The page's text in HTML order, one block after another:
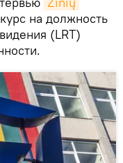
на должность
(LRT)